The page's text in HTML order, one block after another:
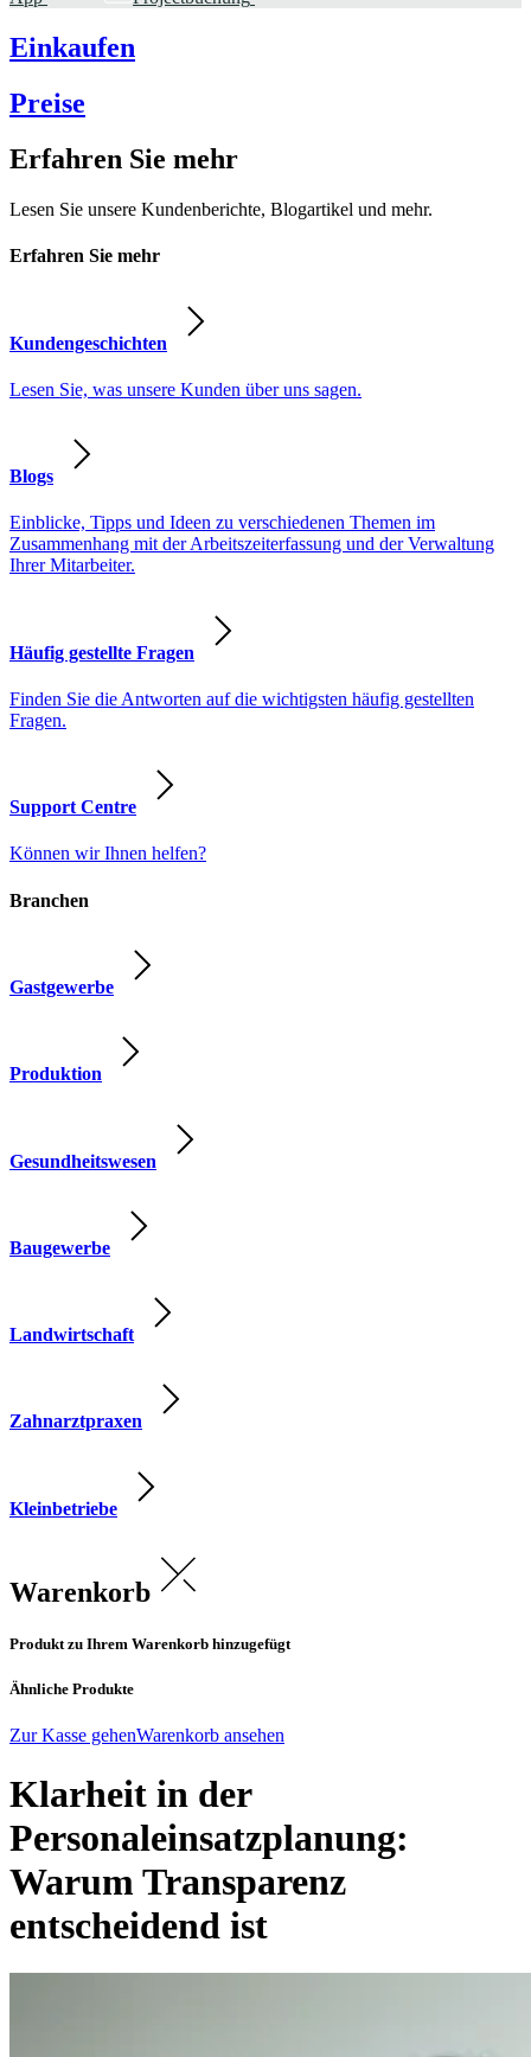
Einkaufen
Preise
Erfahren Sie mehr
Lesen Sie unsere Kundenberichte, Blogartikel und mehr.
Erfahren Sie mehr
Kundengeschichten
Lesen Sie, was unsere Kunden über uns sagen.
Blogs
Einblicke, Tipps und Ideen zu verschiedenen Themen im
Zusammenhang mit der Arbeitszeiterfassung und der Verwaltung
Ihrer Mitarbeiter.
Häufig gestellte Fragen
Finden Sie die Antworten auf die wichtigsten häufig gestellten
Fragen.
Support Centre
Können wir Ihnen helfen?
Branchen
Gastgewerbe
Produktion
Gesundheitswesen
Baugewerbe
Landwirtschaft
Zahnarztpraxen
Kleinbetriebe
Warenkorb
Produkt zu Ihrem Warenkorb hinzugefügt
Ähnliche Produkte
Zur Kasse gehenWarenkorb ansehen
Klarheit in der
Personaleinsatzplanung:
Warum Transparenz
entscheidend ist